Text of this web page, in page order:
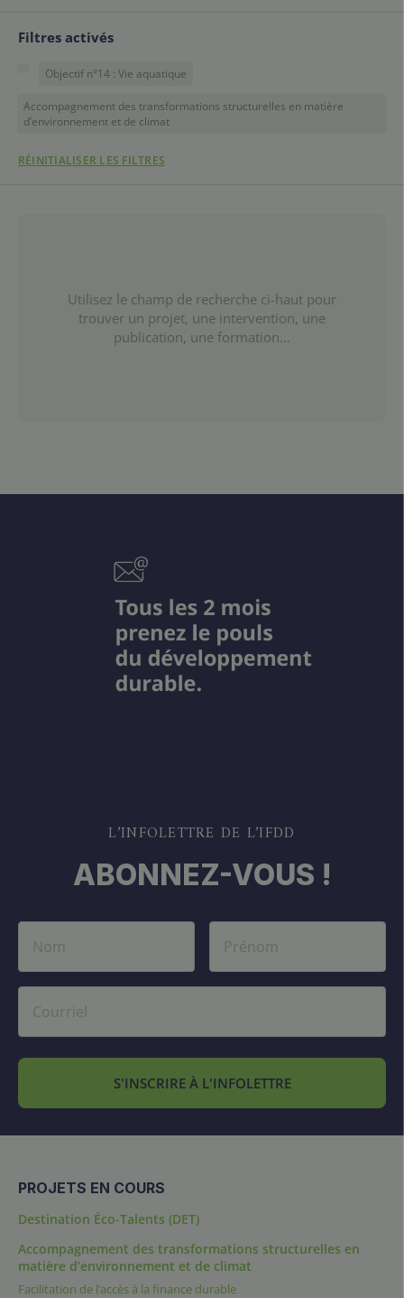
Filtres activés
Objectif n°14 : Vie aquatique
Accompagnement des transformations structurelles en matière
d’environnement et de climat
RÉINITIALISER LES FILTRES
Utilisez le champ de recherche ci-haut pour
trouver un projet, une intervention, une
publication, une formation...
L’INFOLETTRE DE L’IFDD
ABONNEZ-VOUS !
S'INSCRIRE À L'INFOLETTRE
PROJETS EN COURS
Destination Éco-Talents (DET)
Accompagnement des transformations structurelles en
matière d’environnement et de climat
Facilitation de l’accès à la finance durable